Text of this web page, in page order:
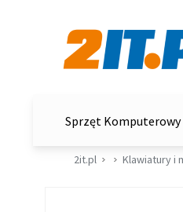
Sprzęt Komputerowy
2it.pl Klawiatury i